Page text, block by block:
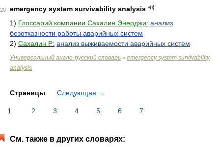
20
emergency system survivability analysis
1) Глоссарий компании Сахалин Энерджи: анализ
безотказности работы аварийных систем
2) Сахалин Р: анализ выживаемости аварийных систем
Универсальный англо-русский словарь > emergency system survivability
analysis
Страницы Следующая →
1 2 3 4 5 6 7
См. также в других словарях: